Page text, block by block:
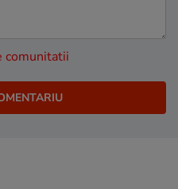
comunitatii